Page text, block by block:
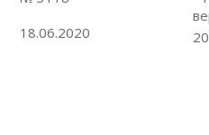
18.06.2020